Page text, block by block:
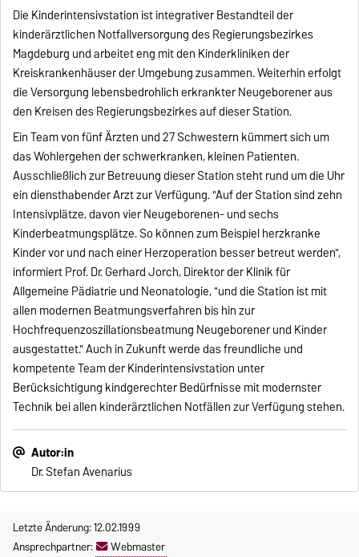
Die Kinderintensivstation ist integrativer Bestandteil der
kinderärztlichen Notfallversorgung des Regierungsbezirkes
Magdeburg und arbeitet eng mit den Kinderkliniken der
Kreiskrankenhäuser der Umgebung zusammen. Weiterhin erfolgt
die Versorgung lebensbedrohlich erkrankter Neugeborener aus
den Kreisen des Regierungsbezirkes auf dieser Station.
Ein Team von fünf Ärzten und 27 Schwestern kümmert sich um
das Wohlergehen der schwerkranken, kleinen Patienten.
Ausschließlich zur Betreuung dieser Station steht rund um die Uhr
ein diensthabender Arzt zur Verfügung. "Auf der Station sind zehn
Intensivplätze, davon vier Neugeborenen- und sechs
Kinderbeatmungsplätze. So können zum Beispiel herzkranke
Kinder vor und nach einer Herzoperation besser betreut werden",
informiert Prof. Dr. Gerhard Jorch, Direktor der Klinik für
Allgemeine Pädiatrie und Neonatologie, "und die Station ist mit
allen modernen Beatmungsverfahren bis hin zur
Hochfrequenzoszillationsbeatmung Neugeborener und Kinder
ausgestattet." Auch in Zukunft werde das freundliche und
kompetente Team der Kinderintensivstation unter
Berücksichtigung kindgerechter Bedürfnisse mit modernster
Technik bei allen kinderärztlichen Notfällen zur Verfügung stehen.
Autor:in
Dr. Stefan Avenarius
Letzte Änderung: 12.02.1999
Ansprechpartner:
Webmaster